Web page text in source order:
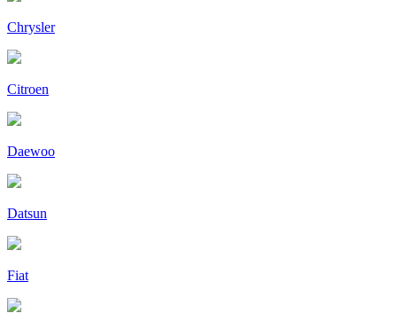
Chrysler
Citroen
Daewoo
Datsun
Fiat